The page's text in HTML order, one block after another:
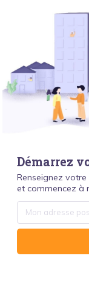
Démarrez
Renseignez
et commencez à